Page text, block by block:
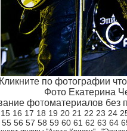
Кликните по фотографии
Фото Екатерина
фотоматериалов без
15 16 17 18 19 20 21 22 23 24
55 56 57 58 59 60 61 62 63 64